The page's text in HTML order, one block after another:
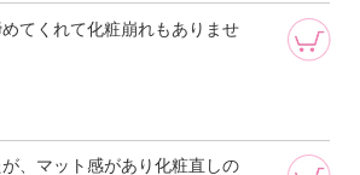
てくれて化粧崩れもありませ
、マット感があり化粧直しの